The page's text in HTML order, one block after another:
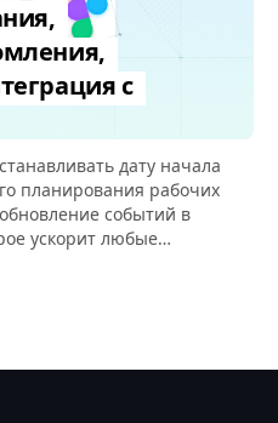
с
дату начала
планирования рабочих
событий в
ускорит любые